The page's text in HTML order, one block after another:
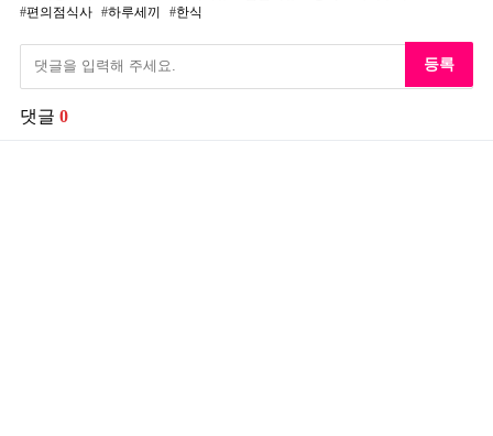
편의점식사
하루세끼 한식
등록
댓글 0